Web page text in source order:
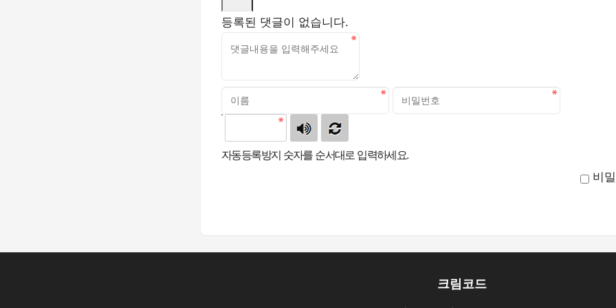
등록된 댓글이 없습니다.
자동등록방지 숫자를 순서대로 입력하세요.
비
크림코드